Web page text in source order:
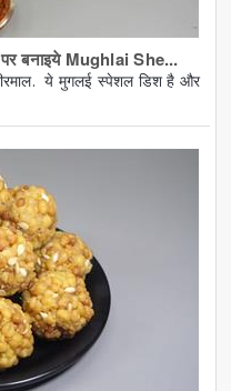
बनाइये Mughlai She...
ये मुगलई स्पेशल डिश है और